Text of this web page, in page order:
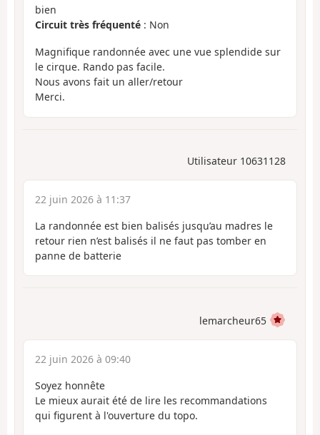
bien
Circuit très fréquenté : Non
Magnifique randonnée avec une vue splendide sur
le cirque. Rando pas facile.
Nous avons fait un aller/retour
Merci.
Utilisateur 10631128
22 juin 2026 à 11:37
La randonnée est bien balisés jusqu’au madres le
retour rien n’est balisés il ne faut pas tomber en
panne de batterie
lemarcheur65
22 juin 2026 à 09:40
Soyez honnête
Le mieux aurait été de lire les recommandations
qui figurent à l'ouverture du topo.